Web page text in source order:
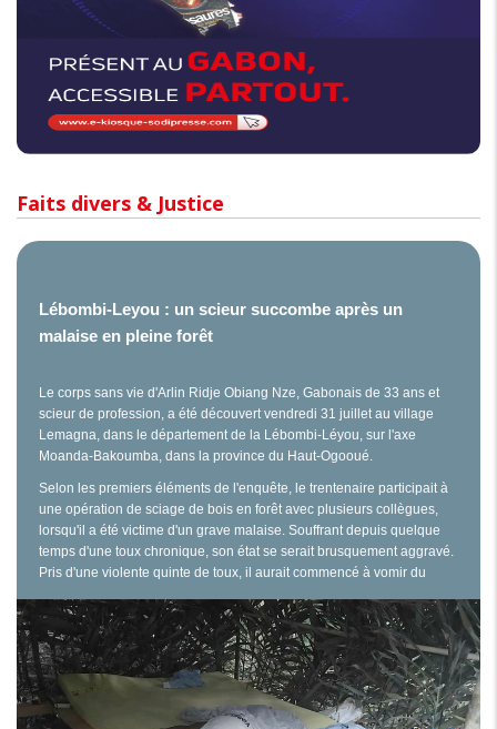
Faits divers & Justice
Lébombi-Leyou : un scieur succombe après un
malaise en pleine forêt
Le corps sans vie d'Arlin Ridje Obiang Nze, Gabonais de 33 ans et
scieur de profession, a été découvert vendredi 31 juillet au village
Lemagna, dans le département de la Lébombi-Léyou, sur l'axe
Moanda-Bakoumba, dans la province du Haut-Ogooué.
Selon les premiers éléments de l'enquête, le trentenaire participait à
une opération de sciage de bois en forêt avec plusieurs collègues,
lorsqu'il a été victime d'un grave malaise. Souffrant depuis quelque
temps d'une toux chronique, son état se serait brusquement aggravé.
Pris d'une violente quinte de toux, il aurait commencé à vomir du
derniers ont aussitôt alerté les…